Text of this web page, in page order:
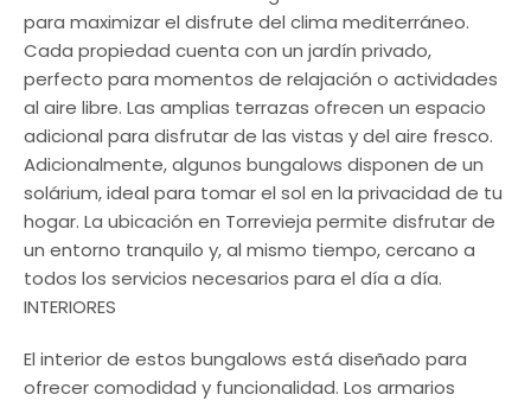
para maximizar el disfrute del clima mediterráneo.
Cada propiedad cuenta con un jardín privado,
perfecto para momentos de relajación o actividades
al aire libre. Las amplias terrazas ofrecen un espacio
adicional para disfrutar de las vistas y del aire fresco.
Adicionalmente, algunos bungalows disponen de un
solárium, ideal para tomar el sol en la privacidad de tu
hogar. La ubicación en Torrevieja permite disfrutar de
un entorno tranquilo y, al mismo tiempo, cercano a
todos los servicios necesarios para el día a día.
INTERIORES
El interior de estos bungalows está diseñado para
ofrecer comodidad y funcionalidad. Los armarios